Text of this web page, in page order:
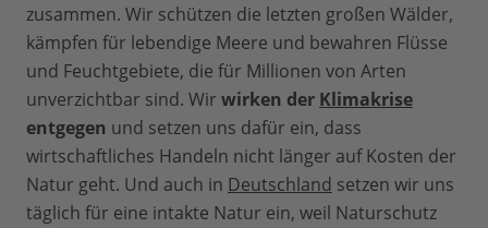
zusammen. Wir schützen die letzten großen Wälder,
kämpfen für lebendige Meere und bewahren Flüsse
und Feuchtgebiete, die für Millionen von Arten
unverzichtbar sind. Wir wirken der Klimakrise
entgegen und setzen uns dafür ein, dass
wirtschaftliches Handeln nicht länger auf Kosten der
Natur geht. Und auch in Deutschland setzen wir uns
täglich für eine intakte Natur ein, weil Naturschutz